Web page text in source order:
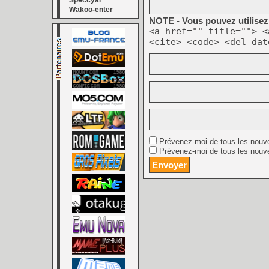
Wakoo-enter
NOTE - Vous pouvez
<a href="" title="">
<cite> <code> <del
Prévenez-moi de tous les
Prévenez-moi de tous les